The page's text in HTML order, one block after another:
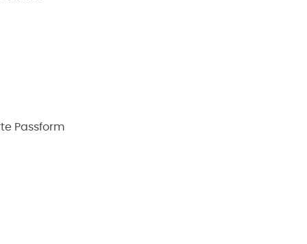
Passform